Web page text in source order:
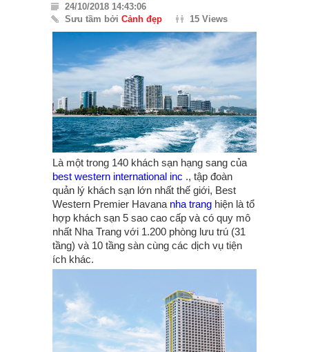
24/10/2018 14:43:06
Sưu tầm bởi Cảnh đẹp 15 Views
Là một trong 140 khách sạn hạng sang của
best western international inc ., tập đoàn
quản lý khách sạn lớn nhất thế giới, Best
Western Premier Havana nha trang hiện là tổ
hợp khách sạn 5 sao cao cấp và có quy mô
nhất Nha Trang với 1.200 phòng lưu trú (31
tầng) và 10 tầng sàn cùng các dịch vụ tiện
ích khác.